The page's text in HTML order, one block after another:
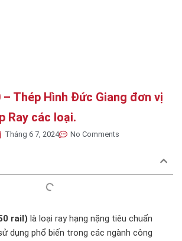
– Thép Hình Đức Giang đơn vị
Ray các loại.
Tháng 6 7, 2024 No Comments
rail) là loại ray hạng nặng tiêu chuẩn
dụng phổ biến trong các ngành công